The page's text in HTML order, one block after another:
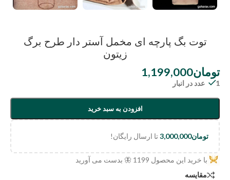
توت بگ پارچه ای مخمل آستر دار طرح برگ
زیتون
تومان1,199,000
1 عدد در انبار
افزودن به سبد خرید
تومان3,000,000تا ارسال رایگان!
با خرید این محصول 1199 🦋 بدست می آورید
مقایسه